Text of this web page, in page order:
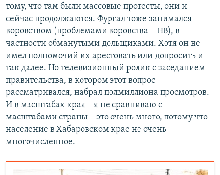
тому, что там были массовые протесты, они и
сейчас продолжаются. Фургал тоже занимался
воровством (проблемами воровства – НВ), в
частности обманутыми дольщиками. Хотя он не
имел полномочий их арестовать или допросить и
так далее. Но телевизионный ролик с заседанием
правительства, в котором этот вопрос
рассматривался, набрал полмиллиона просмотров.
И в масштабах края – я не сравниваю с
масштабами страны – это очень много, потому что
население в Хабаровском крае не очень
многочисленное.